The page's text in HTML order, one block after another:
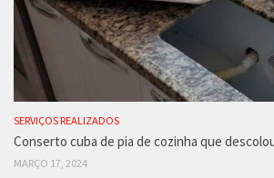
SERVIÇOS REALIZADOS
Conserto cuba de pia de cozinha que
MARÇO 17, 2024